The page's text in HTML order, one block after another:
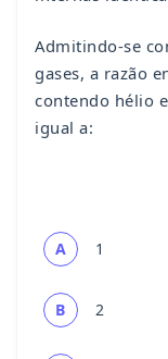
Admitindo-se
gases, a razão
contendo hélio
igual a:
A 1
B 2